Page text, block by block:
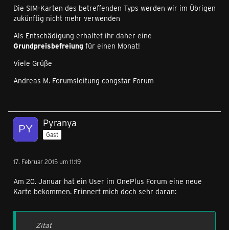
Die SIM-Karten des betreffenden Typs werden wir im Übrigen
zukünftig nicht mehr verwenden
Als Entschädigung erhaltet ihr daher eine
Grundpreisbefreiung für einen Monat!
Viele Grüße
Andreas M. Forumsleitung congstar Forum
Pyranya
Gast
17. Februar 2015 um 11:19
Am 20. Januar hat ein User im OnePlus Forum eine neue
Karte bekommen. Erinnert mich doch sehr daran:
Zitat